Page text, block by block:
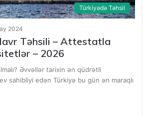
Türkiyədə Təhsil
2024
Təhsili – Attestatla
– 2026
Əvvəllər tarixin ən qüdrətli
sahibliyi edən Türkiyə bu gün ən maraqlı